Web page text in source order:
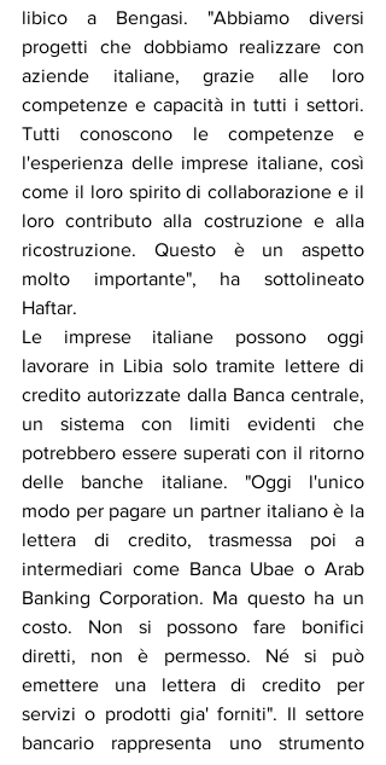
libico a Bengasi. "Abbiamo diversi
progetti che dobbiamo realizzare con
aziende italiane, grazie alle loro
competenze e capacità in tutti i settori.
Tutti conoscono le competenze e
l'esperienza delle imprese italiane, così
come il loro spirito di collaborazione e il
loro contributo alla costruzione e alla
ricostruzione. Questo è un aspetto
molto importante", ha sottolineato
Haftar.
Le imprese italiane possono oggi
lavorare in Libia solo tramite lettere di
credito autorizzate dalla Banca centrale,
un sistema con limiti evidenti che
potrebbero essere superati con il ritorno
delle banche italiane. "Oggi l'unico
modo per pagare un partner italiano è la
lettera di credito, trasmessa poi a
intermediari come Banca Ubae o Arab
Banking Corporation. Ma questo ha un
costo. Non si possono fare bonifici
diretti, non è permesso. Né si può
emettere una lettera di credito per
servizi o prodotti gia' forniti". Il settore
bancario rappresenta uno strumento